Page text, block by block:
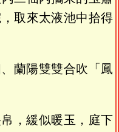
取來太液池中拾得
蘭陽雙雙合吹「鳳
，緩似暖玉，庭下